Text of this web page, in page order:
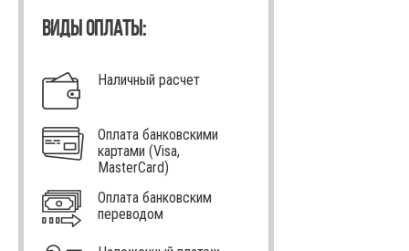
ВИДЫ ОПЛАТЫ:
Наличный расчет
Оплата банковскими
картами (Visa,
MasterCard)
Оплата банковским
переводом